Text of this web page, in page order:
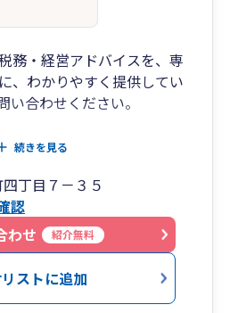
務・経営アドバイスを、専
、わかりやすく提供してい
い合わせください。
、弥生の青色申告など、操
続きを見る
丁目７－３５
認
わせ
紹介無料
ストに追加